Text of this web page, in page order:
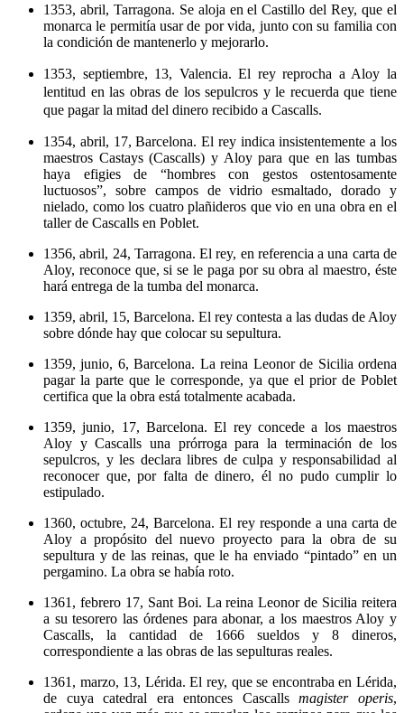
1353, abril, Tarragona. Se aloja en el Castillo del Rey, que el
monarca le permitía usar de por vida, junto con su familia con
la condición de mantenerlo y mejorarlo.
1353, septiembre, 13, Valencia. El rey reprocha a Aloy la
lentitud en las obras de los sepulcros y le recuerda que tiene
que pagar la mitad del dinero recibido a Cascalls.
1354, abril, 17, Barcelona. El rey indica insistentemente a los
maestros Castays (Cascalls) y Aloy para que en las tumbas
haya efigies de “hombres con gestos ostentosamente
luctuosos”, sobre campos de vidrio esmaltado, dorado y
nielado, como los cuatro plañideros que vio en una obra en el
taller de Cascalls en Poblet.
1356, abril, 24, Tarragona. El rey, en referencia a una carta de
Aloy, reconoce que, si se le paga por su obra al maestro, éste
hará entrega de la tumba del monarca.
1359, abril, 15, Barcelona. El rey contesta a las dudas de Aloy
sobre dónde hay que colocar su sepultura.
1359, junio, 6, Barcelona. La reina Leonor de Sicilia ordena
pagar la parte que le corresponde, ya que el prior de Poblet
certifica que la obra está totalmente acabada.
1359, junio, 17, Barcelona. El rey concede a los maestros
Aloy y Cascalls una prórroga para la terminación de los
sepulcros, y les declara libres de culpa y responsabilidad al
reconocer que, por falta de dinero, él no pudo cumplir lo
estipulado.
1360, octubre, 24, Barcelona. El rey responde a una carta de
Aloy a propósito del nuevo proyecto para la obra de su
sepultura y de las reinas, que le ha enviado “pintado” en un
pergamino. La obra se había roto.
1361, febrero 17, Sant Boi. La reina Leonor de Sicilia reitera
a su tesorero las órdenes para abonar, a los maestros Aloy y
Cascalls, la cantidad de 1666 sueldos y 8 dineros,
correspondiente a las obras de las sepulturas reales.
1361, marzo, 13, Lérida. El rey, que se encontraba en Lérida,
de cuya catedral era entonces Cascallsmagister operis,